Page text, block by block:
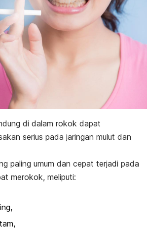
di dalam rokok dapat
serius pada jaringan mulut dan
paling umum dan cepat terjadi pada
merokok, meliputi: